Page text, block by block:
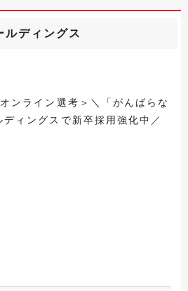
ルディングス
ンライン選考＞＼「がんばらな
ィングスで新卒採用強化中／